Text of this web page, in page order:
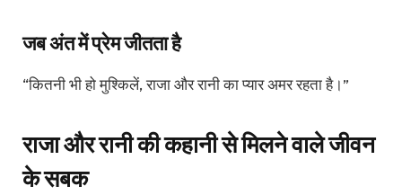
जब अंत में प्रेम जीतता है
“कितनी भी हो मुश्किलें, राजा और रानी का प्यार अमर रहता है।”
राजा और रानी की कहानी से मिलने वाले जीवन
के सबक